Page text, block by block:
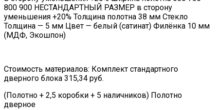
800 900 НЕСТАНДАРТНЫЙ РАЗМЕР в сторону
уменьшения +20% Толщина полотна 38 мм Стекло
Толщина — 5 мм Цвет — белый (сатинат) Филёнка 10 мм
(МДФ, Экошпон)
Стоимость материалов: Комплект стандартного
дверного блока 315,34 руб.
(Полотно + 2,5 коробки + 5 наличников) Полотно
дверное